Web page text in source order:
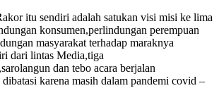
itu sendiri adalah satukan visi misi ke lima
konsumen,perlindungan perempuan
masyarakat terhadap maraknya
dari lintas Media,tiga
dan tebo acara berjalan
dibatasi karena masih dalam pandemi covid –